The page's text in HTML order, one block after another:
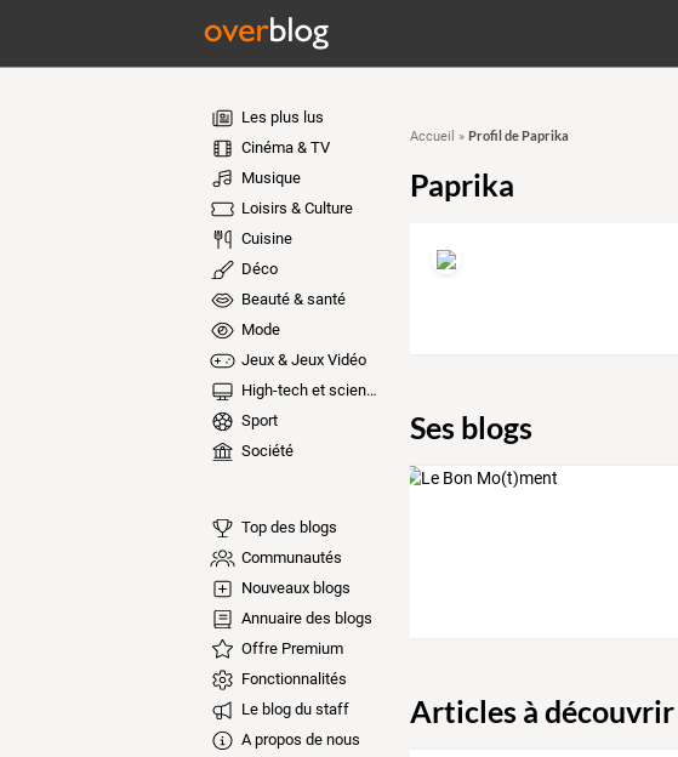
Les plus lus
Cinéma & TV
Musique
Loisirs & Culture
Cuisine
Déco
Beauté & santé
Mode
Jeux & Jeux Vidéo
High-tech et sciences
Sport
Société
Top des blogs
Communautés
Nouveaux blogs
Annuaire des blogs
Offre Premium
Fonctionnalités
Le blog du staff
A propos de nous
Accueil » Profil de Paprika
Paprika
Ses blogs
Articles à découvrir